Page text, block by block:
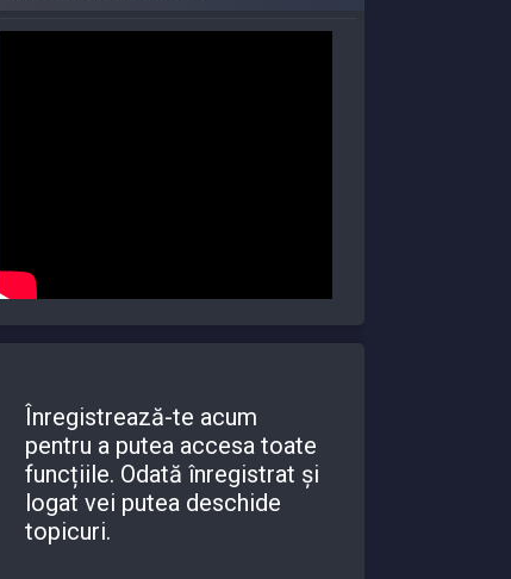
Înregistrează-te acum
pentru a putea accesa toate
funcțiile. Odată înregistrat și
logat vei putea deschide
topicuri.